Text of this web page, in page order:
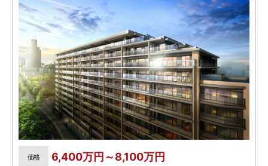
価格 6,400万円～8,100万円